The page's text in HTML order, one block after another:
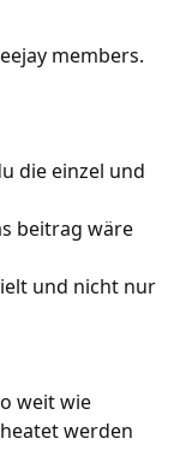
members.
die einzel und
beitrag wäre
und nicht nur
weit wie
werden